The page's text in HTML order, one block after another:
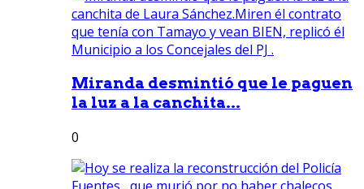
Miranda desmintió que le paguen
la luz a la canchita...
0